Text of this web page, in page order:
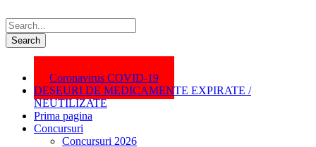
Coronavirus COVID-19
DEȘEURI DE MEDICAMENTE EXPIRATE /
NEUTILIZATE
Prima pagina
Concursuri
Concursuri 2026